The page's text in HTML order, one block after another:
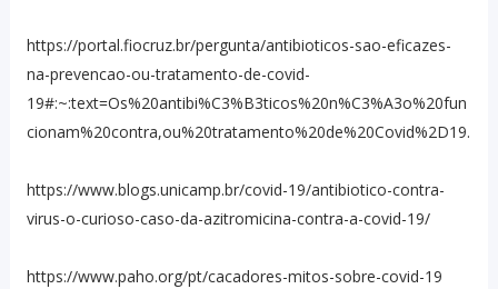
https://portal.fiocruz.br/pergunta/antibioticos-sao-eficazes-
na-prevencao-ou-tratamento-de-covid-
19#:~:text=Os%20antibi%C3%B3ticos%20n%C3%A3o%20fun
cionam%20contra,ou%20tratamento%20de%20Covid%2D19.
https://www.blogs.unicamp.br/covid-19/antibiotico-contra-
virus-o-curioso-caso-da-azitromicina-contra-a-covid-19/
https://www.paho.org/pt/cacadores-mitos-sobre-covid-19